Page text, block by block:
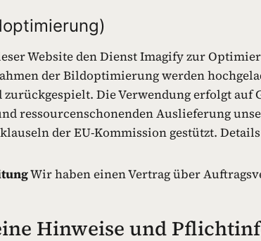
Website den Dienst Imagify zur
der Bildoptimierung werden
Die Verwendung erfolgt auf
ressourcenschonenden Auslieferung
der EU-Kommission gestützt.
Wir haben einen Vertrag über
Hinweise und